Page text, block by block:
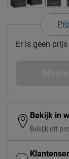
Er is geen
Bekijk in
Bekijk dit